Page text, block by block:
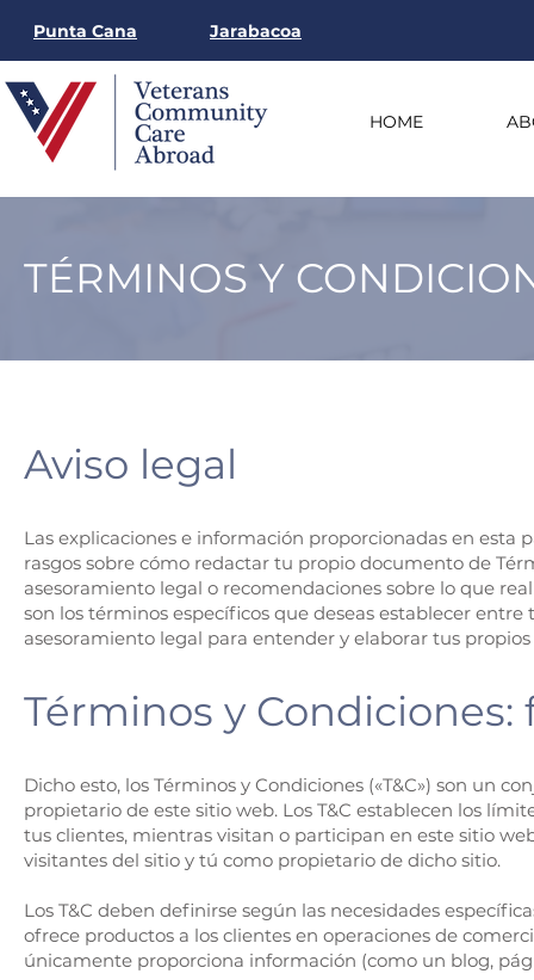
Punta Cana Jarabacoa
HOME
TÉRMINOS Y
Aviso legal
Las explicaciones e información proporcionadas en esta
rasgos sobre cómo redactar tu propio documento de
asesoramiento legal o recomendaciones sobre lo que
son los términos específicos que deseas establecer
asesoramiento legal para entender y elaborar tus
Términos y
Dicho esto, los Términos y Condiciones («T&C») son un
propietario de este sitio web. Los T&C establecen los
tus clientes, mientras visitan o participan en este sitio
visitantes del sitio y tú como propietario de dicho sitio.
Los T&C deben definirse según las necesidades
ofrece productos a los clientes en operaciones de
únicamente proporciona información (como un blog,